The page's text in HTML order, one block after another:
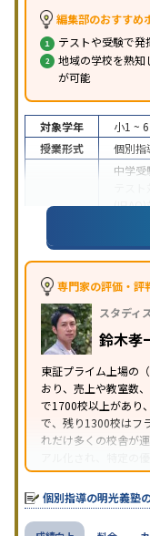
編集部のおすすめ
テストや受験で
地域の学校を熟知
が可能
対象学年 小1 ~ 6
授業形式
個別指
中学受
テスト
(旧AO)
対策
特徴
中高一
の振替
を利用
習のみ
り
※2023年3月調査。小学
専門家の評価・評
スタディ
鈴木孝
東証プライム上場の
おり、売上や教室数
で1700校以上があり
で、残り1300校はフ
れだけ多くの校舎が
アル化され、特定の
ることが推測される。
個別指導の明光義塾